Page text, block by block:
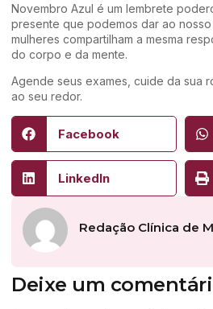
Novembro Azul é um lembrete
presente que podemos dar ao
mulheres compartilham a mesma
do corpo e da mente.
Agende seus exames, cuide da sua
ao seu redor.
Facebook
LinkedIn
Redação Clínica de
Deixe um